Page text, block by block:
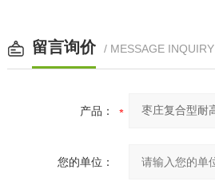
留言询价 / MESSAGE INQUIRY
产品：
您的单位：